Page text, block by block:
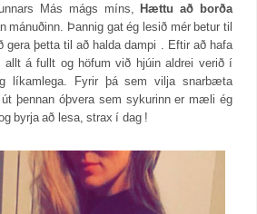
Más mágs míns, Hættu að borða
mánuðinn. Þannig gat ég lesið mér betur til
þetta til að halda dampi . Eftir að hafa
allt á fullt og höfum við hjúin aldrei verið í
líkamlega. Fyrir þá sem vilja snarbæta
þennan óþvera sem sykurinn er mæli ég
byrja að lesa, strax í dag !